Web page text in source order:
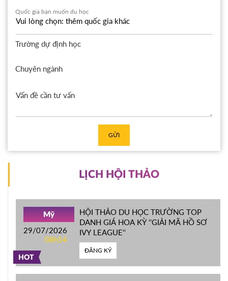
Quốc gia bạn muốn du học
Trường dự định học
Chuyên ngành
GỬI
LỊCH HỘI THẢO
HOT
Mỹ
29/07/2026
08h54
HỘI THẢO DU HỌC TRƯỜNG TOP
DANH GIÁ HOA KỲ ''GIẢI MÃ HỒ SƠ
IVY LEAGUE''
ĐĂNG KÝ